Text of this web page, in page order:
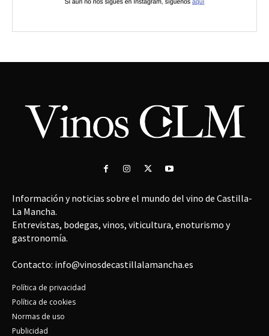
Información y noticias sobre el mundo del vino de Castilla-
La Mancha.
Entrevistas, bodegas, vinos, viticultura, enoturismo y
gastronomía.
Contacto: info@vinosdecastillalamancha.es
Política de privacidad
Política de cookies
Normas de uso
Publicidad